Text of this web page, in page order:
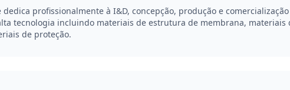
profissionalmente à I&D, concepção, produção e
tecnologia incluindo materiais de estrutura de membrana, materiais
de proteção.